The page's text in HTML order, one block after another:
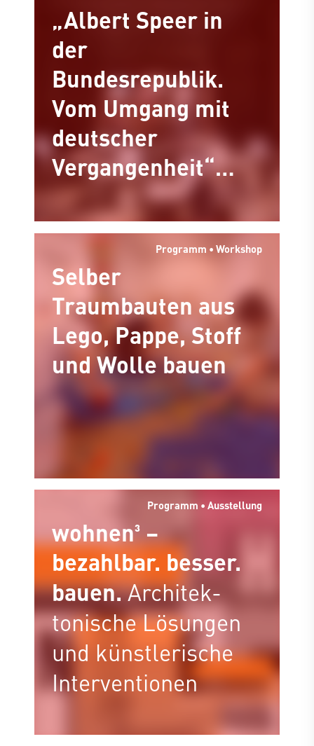
„Albert Speer in
der
Bundesrepublik.
Vom Umgang mit
deutscher
Vergangenheit“
Ausstellung im
Hafenmuseum
Bremen 01. März bis
04. Mai 2025
Programm • Workshop
Selber
Traumbauten aus
Lego, Pappe, Stoff
und Wolle bauen
Programm • Ausstellung
wohnen³ –
bezahlbar. besser.
bauen.Architek­
tonische Lösungen
und künstlerische
Interventionen